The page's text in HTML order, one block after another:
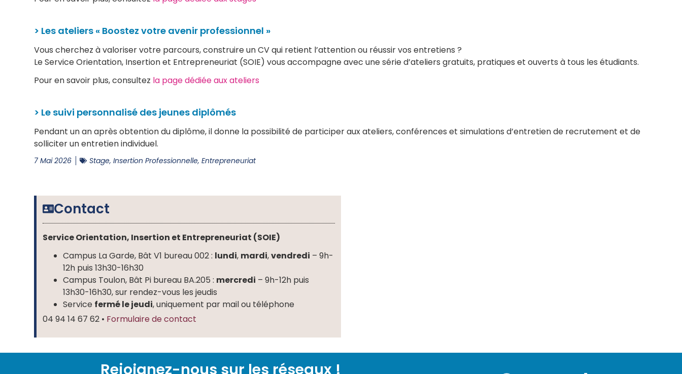
> Les ateliers « Boostez votre avenir professionnel »
Vous cherchez à valoriser votre parcours, construire un CV qui retient l’attention ou réussir vos entretiens ?
Le Service Orientation, Insertion et Entrepreneuriat (SOIE) vous accompagne avec une série d’ateliers gratuits, pratiques et ouverts à tous les étudiants.
Pour en savoir plus, consultez la page dédiée aux ateliers
> Le suivi personnalisé des jeunes diplômés
Pendant un an après obtention du diplôme, il donne la possibilité de participer aux ateliers, conférences et simulations d’entretien de recrutement et de
solliciter un entretien individuel.
7 Mai 2026 Stage, Insertion Professionnelle, Entrepreneuriat
Contact
Service Orientation, Insertion et Entrepreneuriat (SOIE)
Campus La Garde, Bât V1 bureau 002 : lundi, mardi,vendredi – 9h-
12h puis 13h30-16h30
Campus Toulon, Bât Pi bureau BA.205 : mercredi – 9h-12h puis
13h30-16h30, sur rendez-vous les jeudis
Service fermé le jeudi, uniquement par mail ou téléphone
04 94 14 67 62 • Formulaire de contact
Rejoignez-nous sur les réseaux !